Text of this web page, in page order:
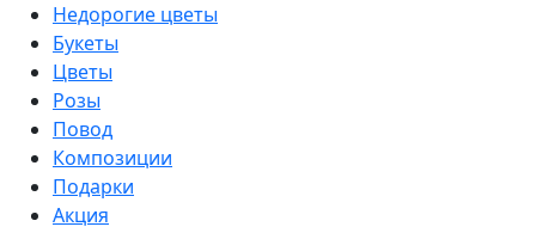
Недорогие цветы
Букеты
Цветы
Розы
Повод
Композиции
Подарки
Акция